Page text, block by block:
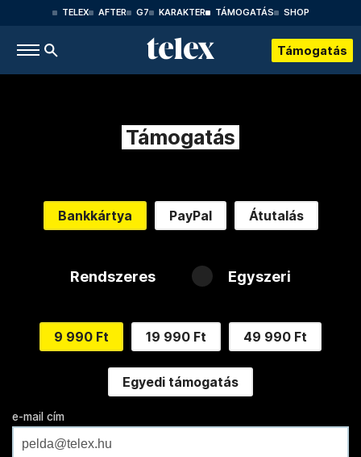
TELEX AFTER G7 KARAKTER TÁMOGATÁS SHOP
Támogatás
Támogatás
Bankkártya PayPal Átutalás
Rendszeres Egyszeri
9 990 Ft 19 990 Ft 49 990 Ft
Egyedi támogatás
e-mail cím